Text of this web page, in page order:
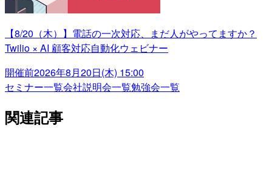
【8/20（木）】電話の一次対応、まだ人がやってますか？
Twilio × AI 顧客対応自動化ウェビナー
開催前2026年8月20日(木) 15:00
セミナー一覧会社説明会一覧勉強会一覧
関連記事